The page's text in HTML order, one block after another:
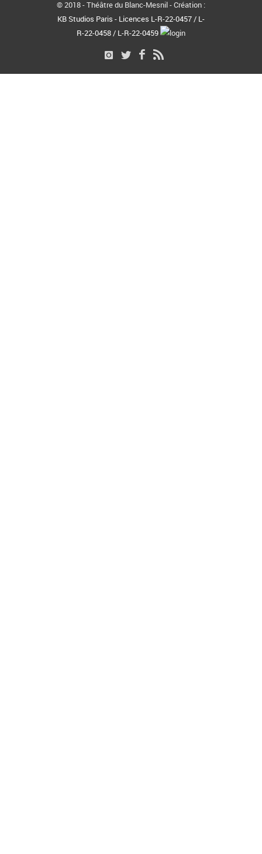
© 2018 - Théâtre du Blanc-Mesnil - Création :
KB Studios Paris - Licences L-R-22-0457 / L-
R-22-0458 / L-R-22-0459